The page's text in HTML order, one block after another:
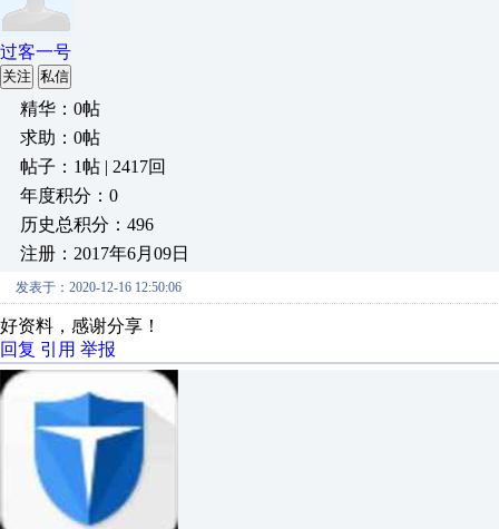
过客一号
关注 私信
精华：0帖
求助：0帖
帖子：1帖 | 2417回
年度积分：0
历史总积分：496
注册：2017年6月09日
发表于：2020-12-16 12:50:06
好资料，感谢分享！
回复 引用 举报